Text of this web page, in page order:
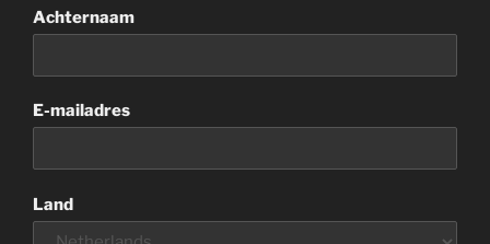
Achternaam
E-mailadres
Land